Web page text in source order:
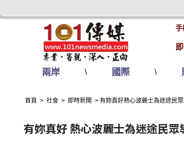
手
兩岸 \ 國際 \
首頁 > 社會 > 即時新聞 > 有妳真好熱心波麗士為迷途民
有妳真好 熱心波麗士為迷途民眾